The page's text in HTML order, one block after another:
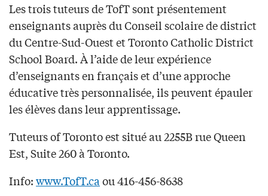
Les trois tuteurs de TofT sont présentement
enseignants auprès du Conseil scolaire de district
du Centre-Sud-Ouest et Toronto Catholic District
School Board. À l’aide de leur expérience
d’enseignants en français et d’une approche
éducative très personnalisée, ils peuvent épauler
les élèves dans leur apprentissage.
Tuteurs of Toronto est situé au 2255B rue Queen
Est, Suite 260 à Toronto.
Info:www.TofT.caou 416-456-8638